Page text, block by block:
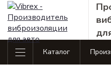
Каталог